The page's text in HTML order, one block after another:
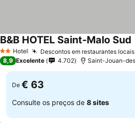
2 Estrelas
Hotel Descontos em restaurantes locais
B&B HOTEL Saint-Malo Sud
8,9 Excelente 4.702
De € 63
Consulte os preços de 8 sites